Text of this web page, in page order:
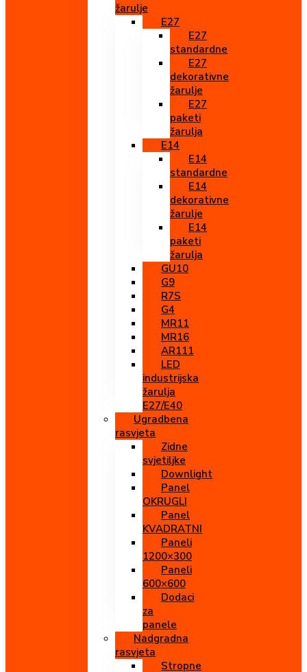
žarulje
E27
E27
standardne
E27
dekorativne
žarulje
E27
paketi
žarulja
E14
E14
standardne
E14
dekorativne
žarulje
E14
paketi
žarulja
GU10
G9
R7S
G4
MR11
MR16
AR111
LED
industrijska
žarulja
E27/E40
Ugradbena
rasvjeta
Zidne
svjetiljke
Downlight
Panel
OKRUGLI
Panel
KVADRATNI
Paneli
1200×300
Paneli
600×600
Dodaci
za
panele
Nadgradna
rasvjeta
Stropne